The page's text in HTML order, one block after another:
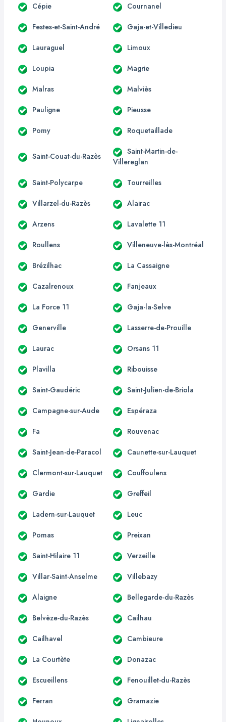
Cépie Cournanel
Festes-et-Saint-André Gaja-et-Villedieu
Lauraguel Limoux
Loupia Magrie
Malras Malviès
Pauligne Pieusse
Pomy Roquetaillade
Saint-Couat-du-Razès
Saint-Martin-de-
Villereglan
Saint-Polycarpe Tourreilles
Villarzel-du-Razès Alairac
Arzens Lavalette 11
Roullens Villeneuve-lès-Montréal
Brézilhac La Cassaigne
Cazalrenoux Fanjeaux
La Force 11 Gaja-la-Selve
Generville Lasserre-de-Prouille
Laurac Orsans 11
Plavilla Ribouisse
Saint-Gaudéric Saint-Julien-de-Briola
Campagne-sur-Aude Espéraza
Fa Rouvenac
Saint-Jean-de-Paracol Caunette-sur-Lauquet
Clermont-sur-Lauquet Couffoulens
Gardie Greffeil
Ladern-sur-Lauquet Leuc
Pomas Preixan
Saint-Hilaire 11 Verzeille
Villar-Saint-Anselme Villebazy
Alaigne Bellegarde-du-Razès
Belvèze-du-Razès Cailhau
Cailhavel Cambieure
La Courtète Donazac
Escueillens Fenouillet-du-Razès
Ferran Gramazie